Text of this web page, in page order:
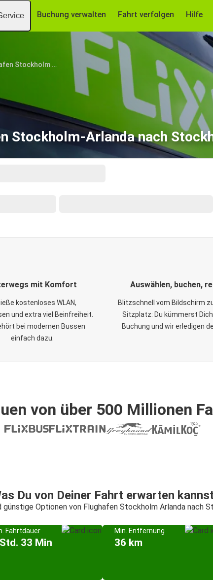
Buchung verwalten Fahrt verfolgen Hilfe
Flughafen Stockholm Arlanda
Stockholm-Arlanda nach
mit Komfort
kostenloses WLAN,
und extra viel Beinfreiheit.
bei modernen Bussen
einfach dazu.
Auswählen, buchen,
Blitzschnell vom Bildschirm
Sitzplatz: Du kümmerst
Buchung und wir erledigen
von über 500 Millionen
Du von Deiner Fahrt erwarten
günstige Optionen von Flughafen Stockholm Arlanda nach
Fahrtdauer
33 Min
Min. Entfernung
36 km